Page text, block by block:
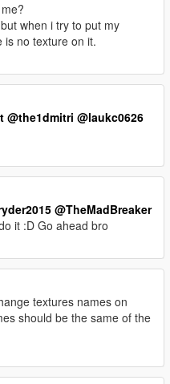
when i try to put my
is no texture on it.
@the1dmitri @laukc0626
@TheMadBreaker
it :D Go ahead bro
textures names on
should be the same of the